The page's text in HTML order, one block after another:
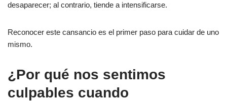
desaparecer; al contrario, tiende a intensificarse.
Reconocer este cansancio es el primer paso para cuidar de uno
mismo.
¿Por qué nos sentimos
culpables cuando